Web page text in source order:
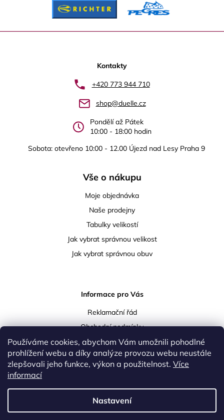
Používáme cookies, abychom Vám umožnili pohodlné
prohlížení webu a díky analýze provozu webu neustále
zlepšovali jeho funkce, výkon a použitelnost. Více
informací
Nastavení
Kontakty
+420 773 944 710
shop@duelle.cz
Pondělí až Pátek
10:00 - 18:00 hodin
Sobota: otevřeno 10:00 - 12.00 Újezd nad Lesy Praha 9
Vše o nákupu
Moje objednávka
Naše prodejny
Tabulky velikostí
Jak vybrat správnou velikost
Jak vybrat správnou obuv
Informace pro Vás
Reklamační řád
Obchodní podmínky
Podmínky ochrany osobních údajů
Doprava a platba
Vrácení a reklamace zboží